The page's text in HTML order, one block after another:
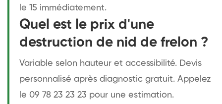
le 15 immédiatement.
Quel est le prix d'une
destruction de nid de frelon ?
Variable selon hauteur et accessibilité. Devis
personnalisé après diagnostic gratuit. Appelez
le 09 78 23 23 23 pour une estimation.